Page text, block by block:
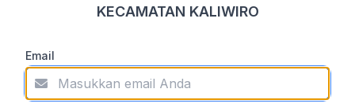
KECAMATAN KALIWIRO
Email